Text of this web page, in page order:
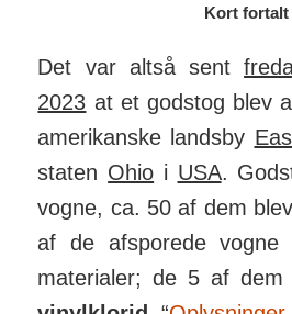
Kort fortalt
Det var altså sent
2023 at et godstog blev
ameri­kanske landsby
staten Ohio i USA.
vogne, ca. 50 af dem
af de af­sporede vogne
mate­rialer; de 5 af dem